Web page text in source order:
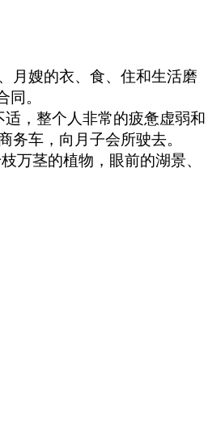
月嫂的衣、食、住和生活磨
。
，整个人非常的疲惫虚弱和
车，向月子会所驶去。
万茎的植物，眼前的湖景、